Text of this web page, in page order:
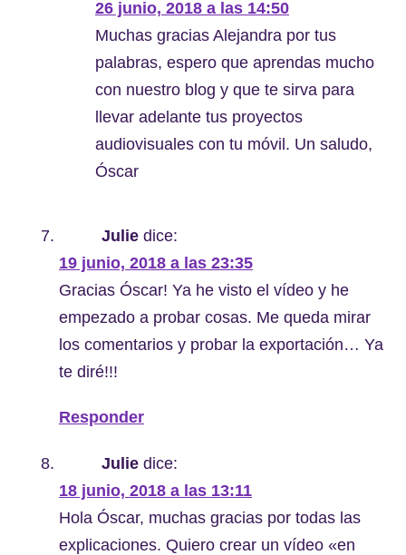
26 junio, 2018 a las 14:50
Muchas gracias Alejandra por tus
palabras, espero que aprendas mucho
con nuestro blog y que te sirva para
llevar adelante tus proyectos
audiovisuales con tu móvil. Un saludo,
Óscar
Julie dice:
19 junio, 2018 a las 23:35
Gracias Óscar! Ya he visto el vídeo y he
empezado a probar cosas. Me queda mirar
los comentarios y probar la exportación… Ya
te diré!!!
Responder
Julie dice:
18 junio, 2018 a las 13:11
Hola Óscar, muchas gracias por todas las
explicaciones. Quiero crear un vídeo «en